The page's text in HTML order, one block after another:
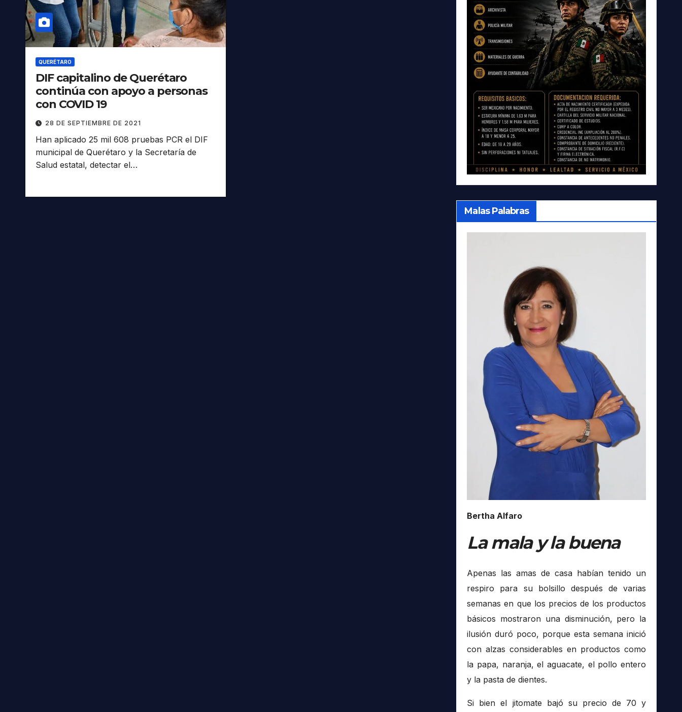
QUERÉTARO
DIF capitalino de Querétaro
continúa con apoyo a personas
con COVID 19
28 DE SEPTIEMBRE DE 2021
Han aplicado 25 mil 608 pruebas PCR el DIF
municipal de Querétaro y la Secretaría de
Salud estatal, detectar el…
Malas Palabras
Bertha Alfaro
La mala y la buena
Apenas las amas de casa habían tenido un
respiro para su bolsillo después de varias
semanas en que los precios de los productos
básicos mostraron una disminución, pero la
ilusión duró poco, porque esta semana inició
con alzas considerables en productos como
la papa, naranja, el aguacate, el pollo entero
y la pasta de dientes.
Si bien el jitomate bajó su precio de 70 y